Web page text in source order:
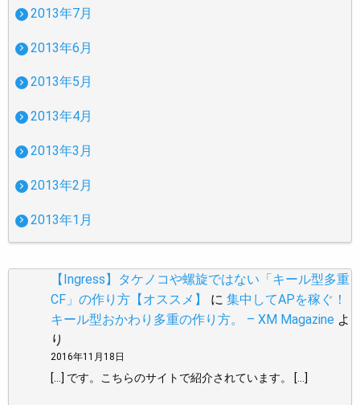
2013年7月
2013年6月
2013年5月
2013年4月
2013年3月
2013年2月
2013年1月
【Ingress】タケノコや螺旋ではない「キール型多重
CF」の作り方【オススメ】
に 集中してAPを稼ぐ！
キール型おかわり多重の作り方。 – XM Magazine よ
り
2016年11月18日
[…] です。こちらのサイトで紹介されています。 […]